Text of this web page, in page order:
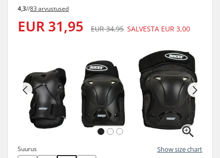
4,3//83 arvustused
EUR 31,95 EUR 34,95 SALVESTA EUR 3,00
Suurus Show size chart